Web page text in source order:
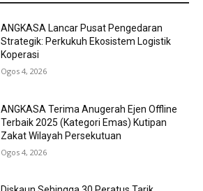
ANGKASA Lancar Pusat Pengedaran
Strategik: Perkukuh Ekosistem Logistik
Koperasi
Ogos 4, 2026
ANGKASA Terima Anugerah Ejen Offline
Terbaik 2025 (Kategori Emas) Kutipan
Zakat Wilayah Persekutuan
Ogos 4, 2026